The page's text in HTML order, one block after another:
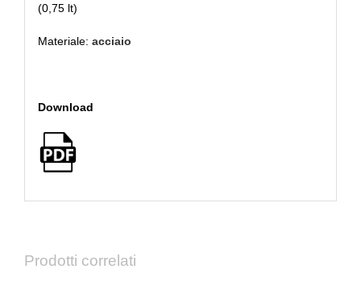
(0,75 lt)
Materiale: acciaio
Download
Prodotti correlati